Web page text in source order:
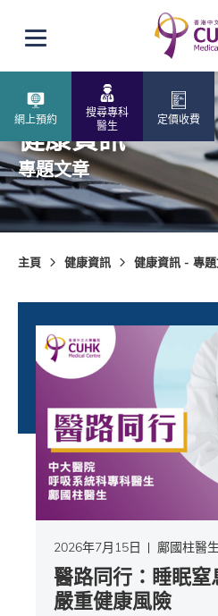
打開選單
網上預約
搜尋專科
醫生
定價收費
健康資訊
專題文章
主頁 健康資訊 健康資訊 - 專
2026年7月15日 鄺國柱醫生
醫路同行：睡眠窒
嚴重健康風險